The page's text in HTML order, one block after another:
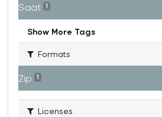
Saat 1
Show More Tags
Formats
Zip 1
Licenses